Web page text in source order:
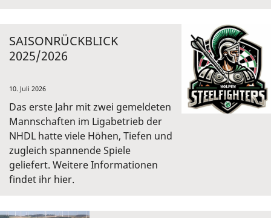
SAISONRÜCKBLICK
2025/2026
10. Juli 2026
Das erste Jahr mit zwei gemeldeten
Mannschaften im Ligabetrieb der
NHDL hatte viele Höhen, Tiefen und
zugleich spannende Spiele
geliefert. Weitere Informationen
findet ihr hier.